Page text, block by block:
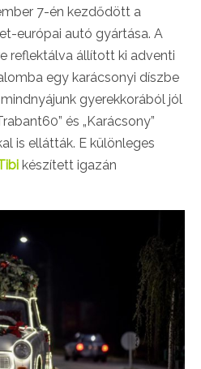
7-én kezdődött a
európai autó gyártása. A
reflektálva állított ki adventi
egy karácsonyi díszbe
gyerekkorából jól
és „Karácsony”
is ellátták. E különleges
készített igazán